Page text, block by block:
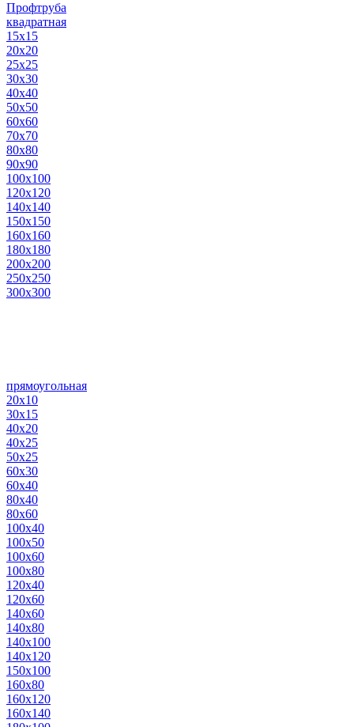
Профтруба
квадратная
15х15
20х20
25х25
30х30
40х40
50х50
60х60
70х70
80х80
90х90
100х100
120х120
140х140
150х150
160х160
180х180
200х200
250х250
300х300
прямоугольная
20х10
30х15
40х20
40х25
50х25
60х30
60х40
80х40
80х60
100х40
100х50
100х60
100х80
120х40
120х60
140х60
140х80
140х100
140х120
150х100
160х80
160х120
160х140